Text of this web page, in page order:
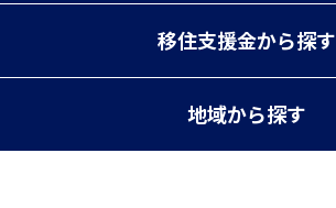
移住支援金から探す
地域から探す